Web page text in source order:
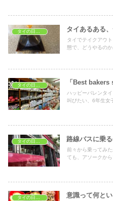
タイあるある
タイでテイクアウ
態で、どうやるの
「Best bakers
ハッピーバレンタ
叫びたい、6年生女
路線バスに乗
前々から乗ってみ
ても、アソークか
タイの日常生活 意識って何と